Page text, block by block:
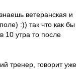
ветеранская и
:)) так что как бы
10 утра то после
тренер, говорит уже